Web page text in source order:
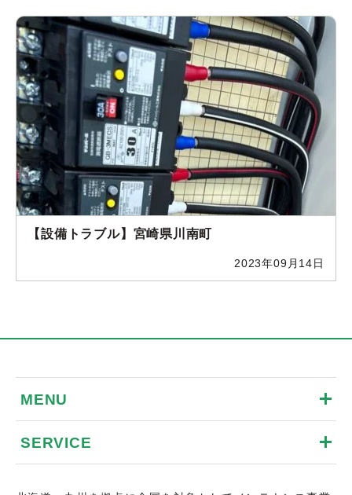
【設備トラブル】宮崎県川南町
2023年09月14日
MENU
SERVICE